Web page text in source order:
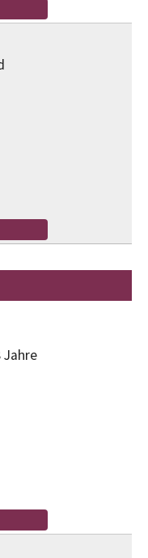
Jahre